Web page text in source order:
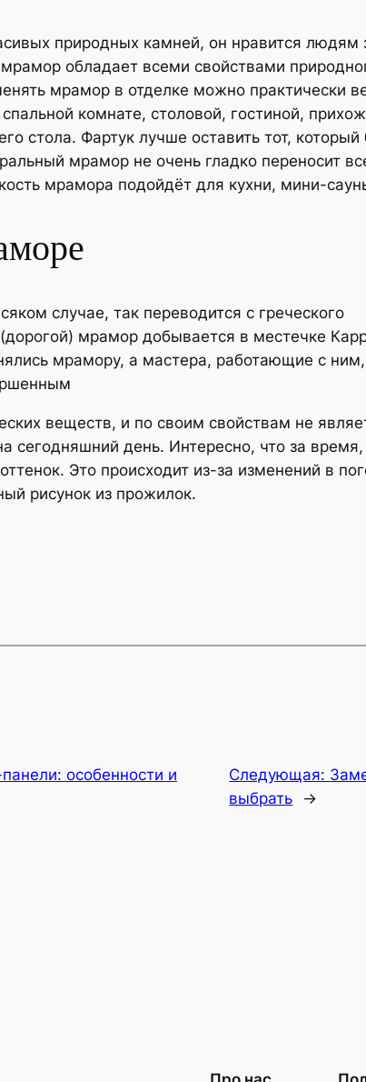
природных камней, он нравится людям
обладает всеми свойствами
мрамор в отделке можно практически
комнате, столовой, гостиной,
стола. Фартук лучше оставить тот,
мрамор не очень гладко переносит
мрамора подойдёт для кухни, мини-
случае, так переводится с греческого
мрамор добывается в местечке
мрамору, а мастера, работающие с
веществ, и по своим свойствам не
сегодняшний день. Интересно, что за
Это происходит из-за изменений в
рисунок из прожилок.
особенности и
Следующая:
выбрать
→